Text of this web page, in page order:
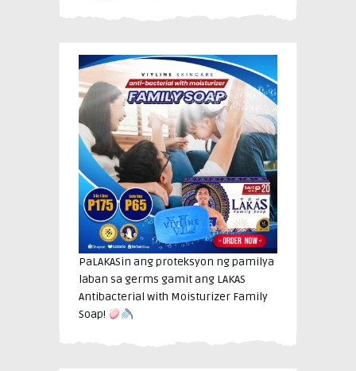
PaLAKASin ang proteksyon ng pamilya
laban sa germs gamit ang LAKAS
Antibacterial with Moisturizer Family
Soap!